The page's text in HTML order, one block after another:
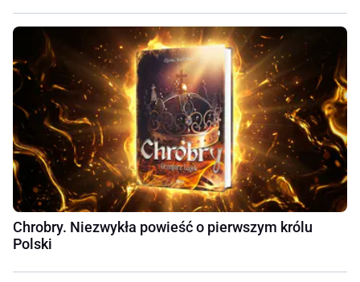
Chrobry. Niezwykła powieść o pierwszym królu
Polski